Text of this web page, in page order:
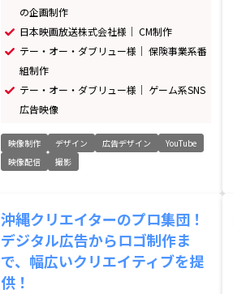
の企画制作
日本映画放送株式会社様｜ CM制作
テー・オー・ダブリュー様｜ 保険事業系番
組制作
テー・オー・ダブリュー様｜ ゲーム系SNS
広告映像
映像制作 デザイン 広告デザイン
YouTube
映像配信
撮影
沖縄クリエイターのプロ集団！
デジタル広告からロゴ制作ま
で、幅広いクリエイティブを提
供！